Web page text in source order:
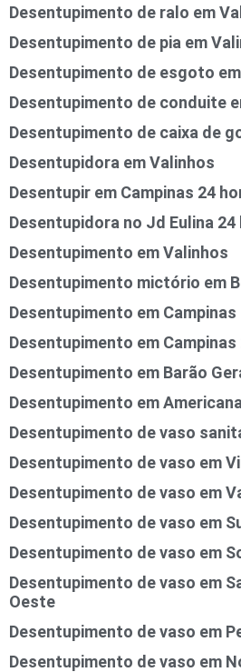
Desentupimento de ralo em
Desentupimento de pia em
Desentupimento de esgoto
Desentupimento de conduite
Desentupimento de caixa de
Desentupidora em Valinhos
Desentupir em Campinas 24
Desentupidora no Jd Eulina 24
Desentupimento em Valinhos
Desentupimento mictório em
Desentupimento em Campinas
Desentupimento em Campinas
Desentupimento em Barão
Desentupimento em Americana
Desentupimento de vaso
Desentupimento de vaso em
Desentupimento de vaso em
Desentupimento de vaso em
Desentupimento de vaso em
Desentupimento de vaso em
Oeste
Desentupimento de vaso em
Desentupimento de vaso em